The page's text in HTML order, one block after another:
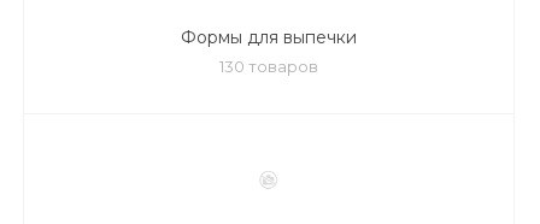
Формы для выпечки
130 товаров